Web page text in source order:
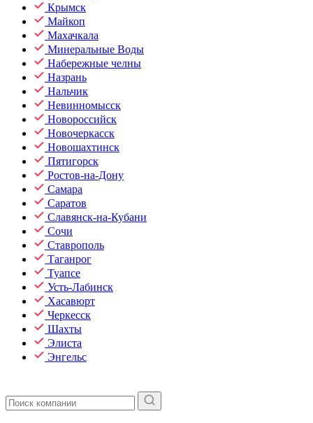
Крымск
Майкоп
Махачкала
Минеральные Воды
Набережные челны
Назрань
Нальчик
Невинномысск
Новороссийск
Новочеркасск
Новошахтинск
Пятигорск
Ростов-на-Дону
Самара
Саратов
Славянск-на-Кубани
Сочи
Ставрополь
Таганрог
Туапсе
Усть-Лабинск
Хасавюрт
Черкесск
Шахты
Элиста
Энгельс